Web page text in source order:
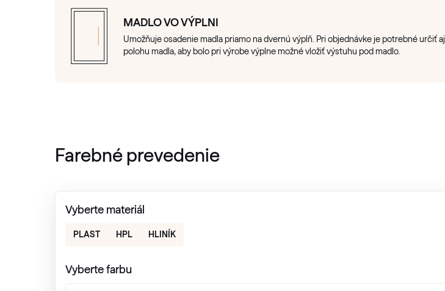
MADLO VO VÝPLNI
Umožňuje osadenie madla priamo na dvernú výplň. Pri objednávke je potrebné určiť aj
polohu madla, aby bolo pri výrobe výplne možné vložiť výstuhu pod madlo.
Farebné prevedenie
Vyberte materiál
PLAST HPL HLINÍK
Vyberte farbu